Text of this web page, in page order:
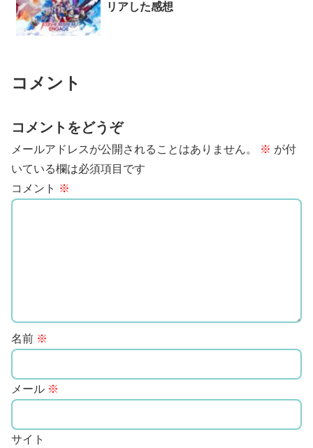
リアした感想
コメント
コメントをどうぞ
メールアドレスが公開されることはありません。 ※ が付
いている欄は必須項目です
コメント ※
名前 ※
メール ※
サイト